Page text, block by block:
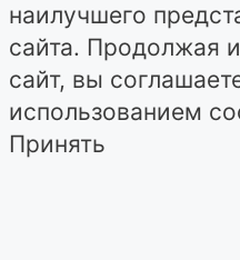
наилучшего
сайта. Продолжая
сайт, вы
использованием
Принять